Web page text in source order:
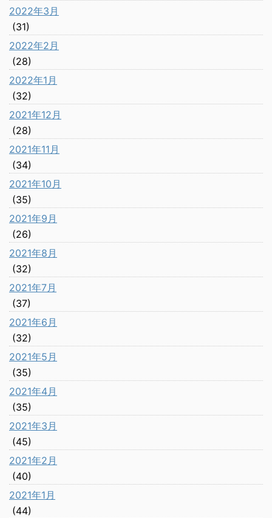
2022年3月
(31)
2022年2月
(28)
2022年1月
(32)
2021年12月
(28)
2021年11月
(34)
2021年10月
(35)
2021年9月
(26)
2021年8月
(32)
2021年7月
(37)
2021年6月
(32)
2021年5月
(35)
2021年4月
(35)
2021年3月
(45)
2021年2月
(40)
2021年1月
(44)